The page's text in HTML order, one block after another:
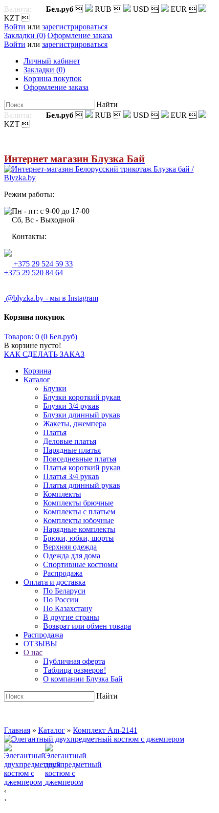
Валюта: Бел.руб  RUB  USD  EUR 
KZT 
Войти или зарегистрироваться
Закладки (0) Оформление заказа
Войти или зарегистрироваться
Личный кабинет
Закладки (0)
Корзина покупок
Оформление заказа
Найти
Валюта:
Бел.руб  RUB  USD  EUR 
KZT 
Интернет магазин Блузка Бай
Режим работы:
Пн - пт: с 9-00 до 17-00
Сб, Вс - Выходной
Контакты:
+375 29 524 59 33
+375 29 520 84 64
@blyzka.by - мы в Instagram
Корзина покупок
Товаров: 0 (0 Бел.руб)
В корзине пусто!
КАК СДЕЛАТЬ ЗАКАЗ
Корзина
Каталог
Блузки
Блузки короткий рукав
Блузки 3/4 рукав
Блузки длинный рукав
Жакеты, джемпера
Платья
Деловые платья
Нарядные платья
Повседневные платья
Платья короткий рукав
Платья 3/4 рукав
Платья длинный рукав
Комплекты
Комплекты брючные
Комплекты с платьем
Комплекты юбочные
Нарядные комплекты
Брюки, юбки, шорты
Верхняя одежда
Одежда для дома
Спортивные костюмы
Распродажа
Оплата и доставка
По Беларуси
По России
По Казахстану
В другие страны
Возврат или обмен товара
Распродажа
ОТЗЫВЫ
О нас
Публичная оферта
Таблица размеров!
О компании Блузка Бай
Найти
Главная » Каталог » Комплект Am-2141
‹
›